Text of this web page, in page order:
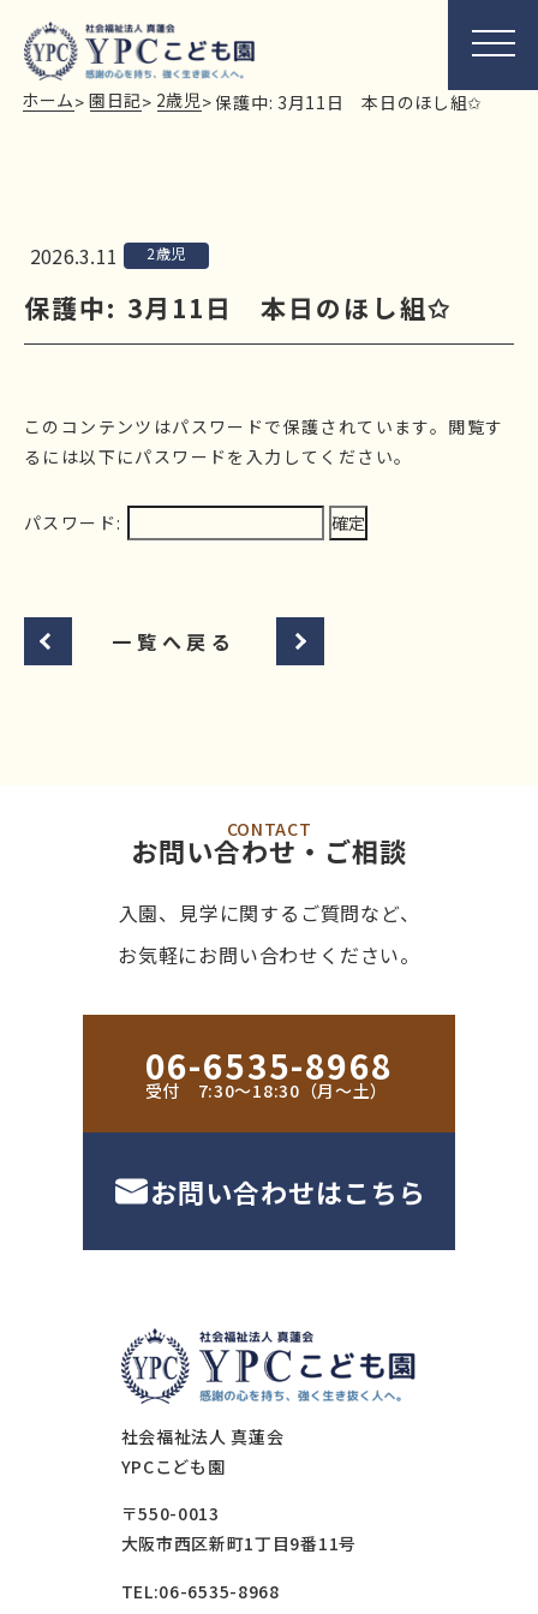
ホーム> 園日記> 2歳児> 保護中: 3月11日 本日のほし組✩
2026.3.11 2歳児
保護中: 3月11日 本日のほし組✩
このコンテンツはパスワードで保護されています。閲覧す
るには以下にパスワードを入力してください。
パスワード:
一覧へ戻る
CONTACT
お問い合わせ・ご相談
入園、見学に関するご質問など、
お気軽にお問い合わせください。
06-6535-8968
受付 7:30〜18:30（月〜土）
お問い合わせはこちら
社会福祉法人 真蓮会
YPCこども園
〒550-0013
大阪市西区新町1丁目9番11号
TEL:06-6535-8968